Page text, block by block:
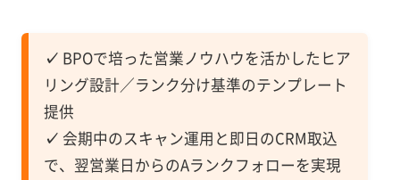
✓ BPOで培った営業ノウハウを活かしたヒア
リング設計／ランク分け基準のテンプレート
提供
✓ 会期中のスキャン運用と即日のCRM取込
で、翌営業日からのAランクフォローを実現